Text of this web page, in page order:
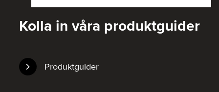
Kolla in våra produktguider
Produktguider